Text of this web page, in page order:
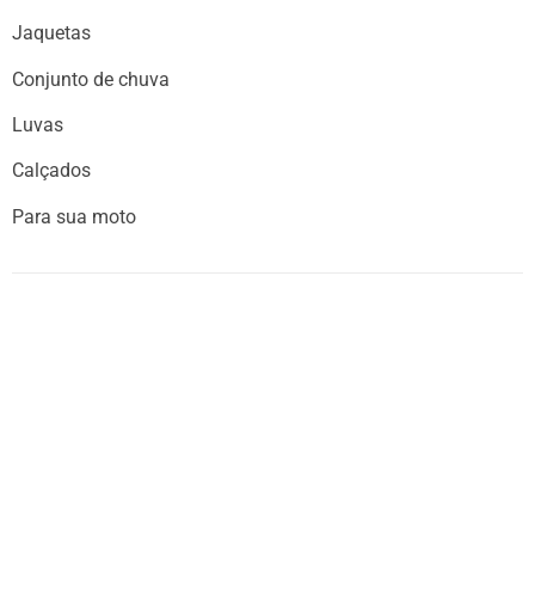
Jaquetas
Conjunto de chuva
Luvas
Calçados
Para sua moto